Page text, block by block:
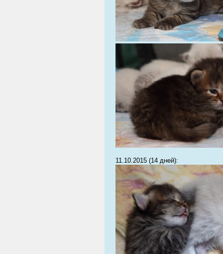
11.10.2015 (14 дней):